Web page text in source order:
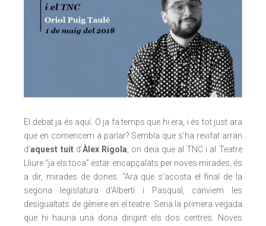
El debat ja és aquí. O ja fa temps que hi era, i és tot just ara
que en comencem a parlar? Sembla que s’ha revifat arran
d’aquest tuit d’Àlex Rigola , on deia que al TNC i al Teatre
Lliure “ja els toca” estar encapçalats per noves mirades, és
a dir, mirades de dones: “Ara que s’acosta el final de la
segona legislatura d’Albertí i Pasqual, canviem les
desigualtats de gènere en el teatre. Seria la primera vegada
que hi hauria una dona dirigint els dos centres. Noves